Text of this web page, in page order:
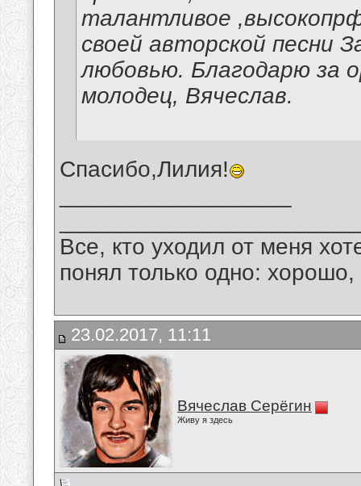
талантливое
своей авторской песни
любовью. Благодарю за
молодец, Вячеслав.
Спасибо,Лилия!
Все, кто уходил от меня
понял только одно:
23.02.2017, 11:11
Вячеслав Серёгин
Живу я здесь